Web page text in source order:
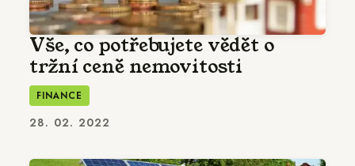
Vše, co potřebujete vědět o
tržní ceně nemovitosti
FINANCE
28. 02. 2022